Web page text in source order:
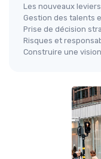
Les nouveaux leviers
Gestion des talents
Prise de décision
Risques et
Construire une